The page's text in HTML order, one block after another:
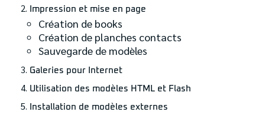
Impression et mise en page
Création de books
Création de planches contacts
Sauvegarde de modèles
Galeries pour Internet
Utilisation des modèles HTML et Flash
Installation de modèles externes